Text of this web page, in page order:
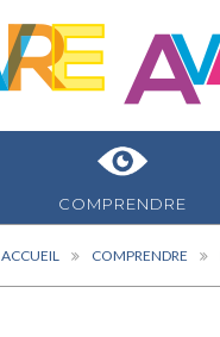
COMPRENDRE
ACCUEIL COMPRENDRE